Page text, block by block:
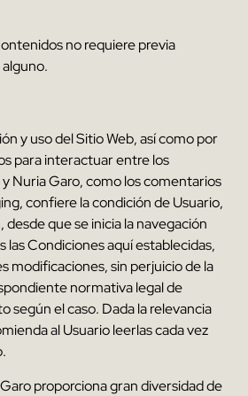
no requiere previa
.
y uso del Sitio Web,así como por
para interactuar entre los
yNuria Garo,como los comentarios
, confiere la condición de Usuario,
,desde que se inicia la navegación
las Condiciones aquí establecidas,
modificaciones,sin perjuicio de la
normativa legal de
según el caso. Dada la relevancia
al Usuario leerlas cada vez
.
proporciona gran diversidad de